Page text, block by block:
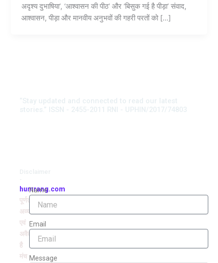
अदृश्य दुभाषिया’, ‘आश्वासन की पीठ’ और ‘बिसुक गई है पीड़ा’ संवाद,
आश्वासन, पीड़ा और मानवीय अनुभवों की गहरी परतों को […]
“Stay updated and connected to read our latest
stories.” ISSN - 2455-2011 RNI - UPHIN/2017/74803
humrang.com
पूर्णतः
अव्यवसायिक
एवं
अवैतनिक
है
मंच
Name
Email
Message